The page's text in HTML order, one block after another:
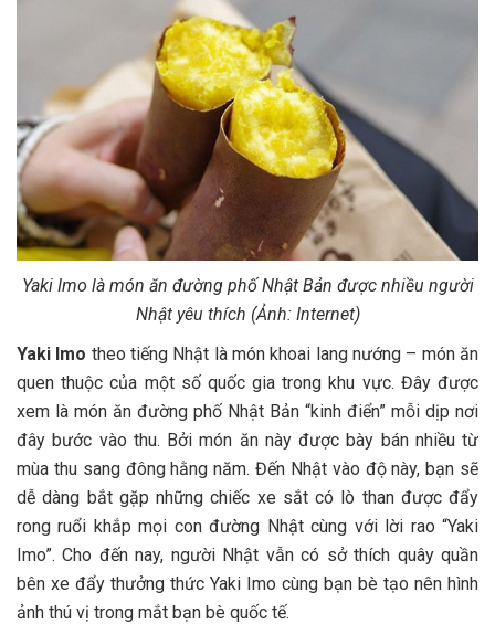
Yaki Imo là món ăn đường phố Nhật Bản được nhiều người
Nhật yêu thích (Ảnh: Internet)
Yaki Imo theo tiếng Nhật là món khoai lang nướng – món ăn
quen thuộc của một số quốc gia trong khu vực. Đây được
xem là món ăn đường phố Nhật Bản “kinh điển” mỗi dịp nơi
đây bước vào thu. Bởi món ăn này được bày bán nhiều từ
mùa thu sang đông hằng năm. Đến Nhật vào độ này, bạn sẽ
dễ dàng bắt gặp những chiếc xe sắt có lò than được đẩy
rong ruổi khắp mọi con đường Nhật cùng với lời rao “Yaki
Imo”. Cho đến nay, người Nhật vẫn có sở thích quây quần
bên xe đẩy thưởng thức Yaki Imo cùng bạn bè tạo nên hình
ảnh thú vị trong mắt bạn bè quốc tế.